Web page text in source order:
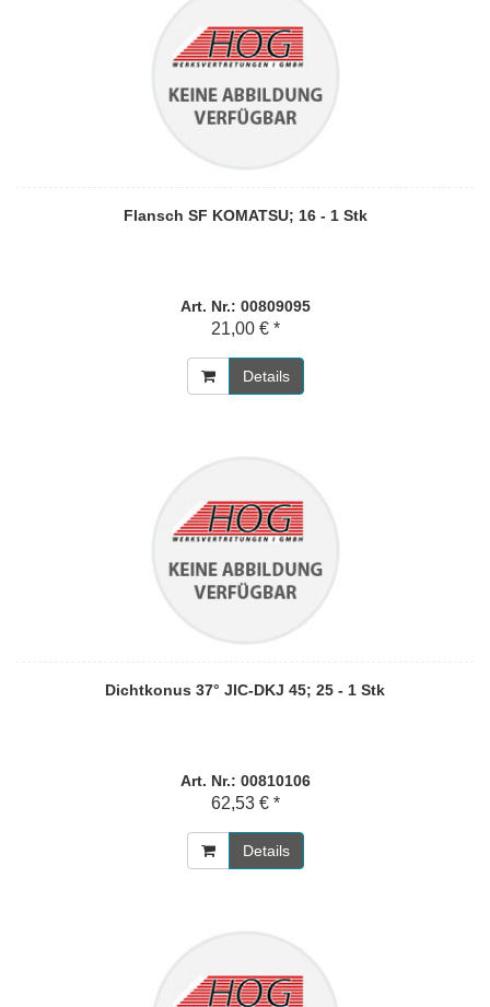
Flansch SF KOMATSU; 16 - 1 Stk
Art. Nr.: 00809095
21,00 € *
Details
Dichtkonus 37° JIC-DKJ 45; 25 - 1 Stk
Art. Nr.: 00810106
62,53 € *
Details